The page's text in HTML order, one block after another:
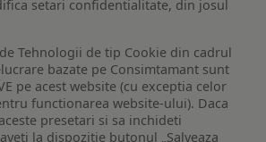
setari confidentialitate, din josul
Tehnologii de tip Cookie din cadrul
bazate pe Consimtamant sunt
pe acest website (cu exceptia celor
functionarea website-ului). Daca
presetari si sa inchideti
la dispozitie butonul „Salveaza